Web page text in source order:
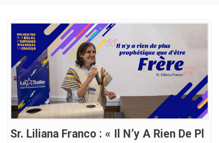
Sr. Liliana Franco : « Il N’y A Rien De Pl